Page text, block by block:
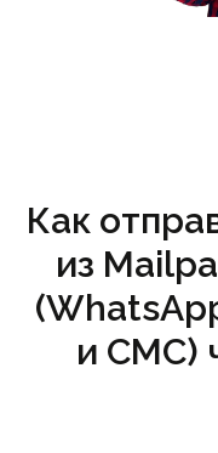
Как
из
и СМС)